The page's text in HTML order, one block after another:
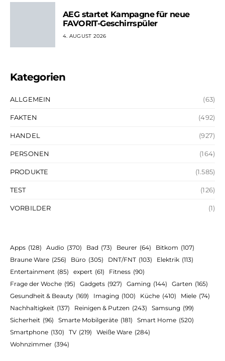
AEG startet Kampagne für neue
FAVORIT-Geschirrspüler
4. AUGUST 2026
Kategorien
ALLGEMEIN (63)
FAKTEN (492)
HANDEL (927)
PERSONEN (164)
PRODUKTE (1.585)
TEST (126)
VORBILDER (1)
Apps (128) Audio (370) Bad (73) Beurer (64) Bitkom (107)
Braune Ware (256) Büro (305) DNT/FNT (103) Elektrik (113)
Entertainment (85) expert (61) Fitness (90)
Frage der Woche (95) Gadgets (927) Gaming (144) Garten (165)
Gesundheit & Beauty (169) Imaging (100) Küche (410) Miele (74)
Nachhaltigkeit (137) Reinigen & Putzen (243) Samsung (99)
Sicherheit (96) Smarte Mobilgeräte (181) Smart Home (520)
Smartphone (130) TV (219) Weiße Ware (284)
Wohnzimmer (394)